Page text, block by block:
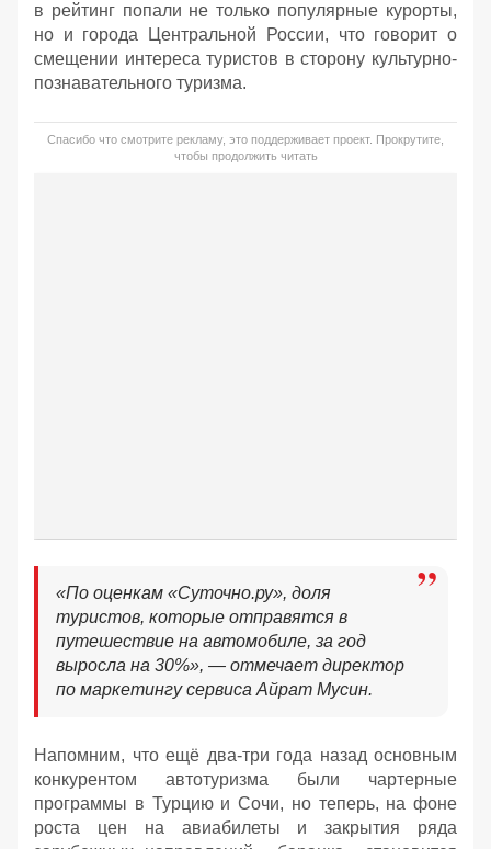
в рейтинг попали не только популярные курорты,
но и города Центральной России, что говорит о
смещении интереса туристов в сторону культурно-
познавательного туризма.
Спасибо что смотрите рекламу, это поддерживает проект. Прокрутите,
чтобы продолжить читать
«По оценкам «Суточно.ру», доля
туристов, которые отправятся в
путешествие на автомобиле, за год
выросла на 30%», — отмечает директор
по маркетингу сервиса Айрат Мусин.
Напомним, что ещё два-три года назад основным
конкурентом автотуризма были чартерные
программы в Турцию и Сочи, но теперь, на фоне
роста цен на авиабилеты и закрытия ряда